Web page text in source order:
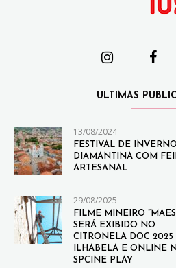
ULTIMAS
13/08/2024
FESTIVAL DE
DIAMANTINA COM
ARTESANAL
29/08/2025
FILME MINEIRO
SERÁ EXIBIDO NO
CITRONELA DOC 2025
ILHABELA E ONLINE
SPCINE PLAY